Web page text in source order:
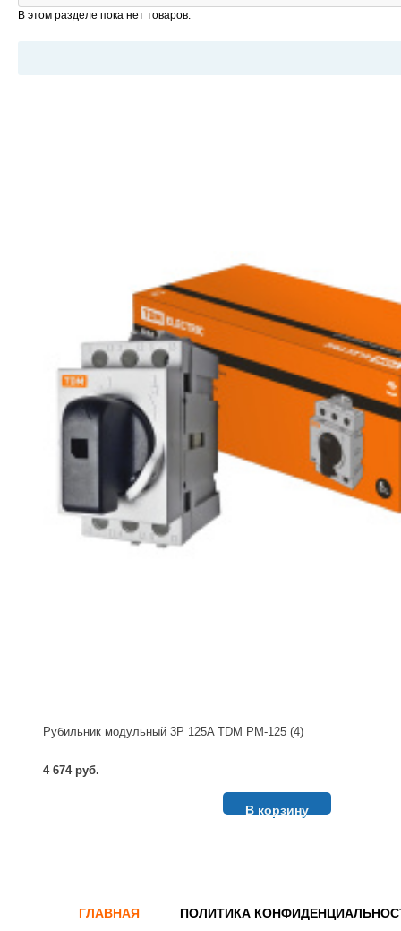
В этом разделе пока нет товаров.
Рубильник модульный 3P 125A TDM РМ-125 (4)
4 674 руб.
В корзину
ГЛАВНАЯ ПОЛИТИКА